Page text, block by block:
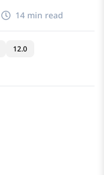
14 min read
12.0